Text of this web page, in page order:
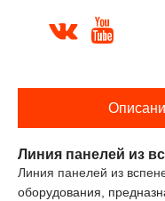
 
Линия панелей из
Линия панелей из
оборудования,